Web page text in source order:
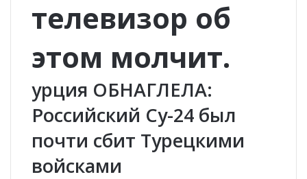
телевизор об
этом молчит.
урция ОБНАГЛЕЛА:
Российский Су-24 был
почти сбит Турецкими
войсками